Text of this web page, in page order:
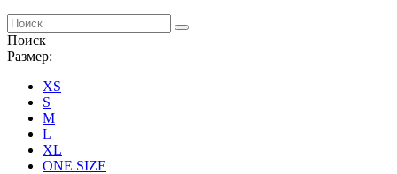
Поиск
Размер:
XS
S
M
L
XL
ONE SIZE